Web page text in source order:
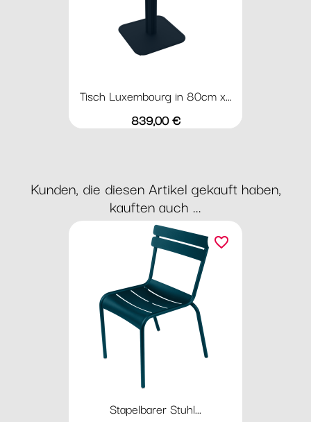
Tisch Luxembourg in 80cm x...
Preis
839,00 €
Kunden, die diesen Artikel gekauft haben,
kauften auch ...
Stapelbarer Stuhl...
favorite_border